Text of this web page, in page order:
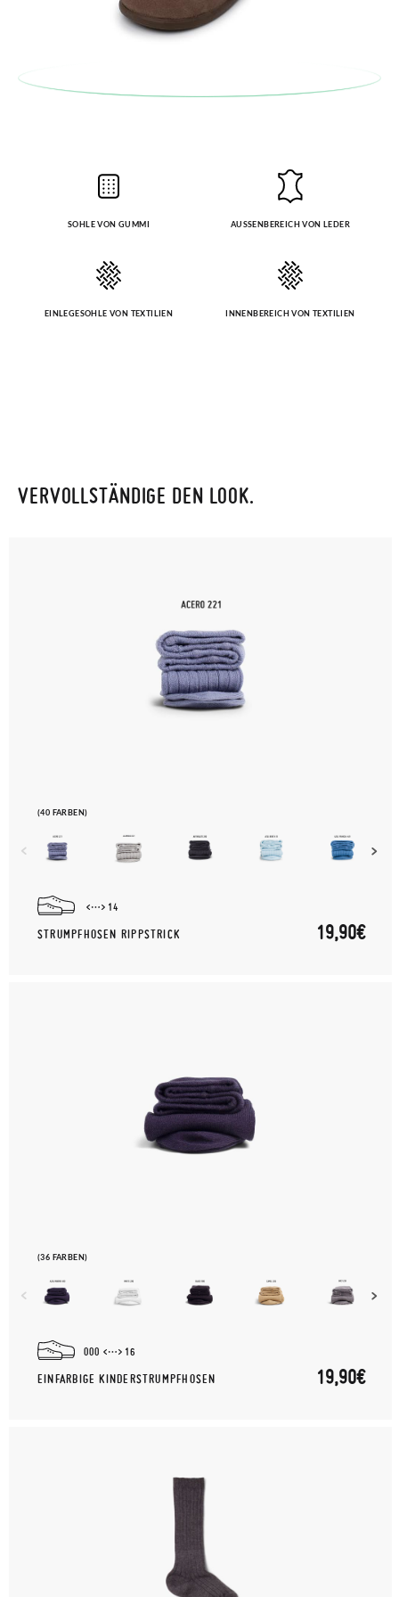
SOHLE VON GUMMI AUSSENBEREICH VON LEDER
EINLEGESOHLE VON TEXTILIEN INNENBEREICH VON TEXTILIEN
VERVOLLSTÄNDIGE DEN LOOK.
(40 FARBEN)
14
STRUMPFHOSEN RIPPSTRICK 19,90€
(36 FARBEN)
000 16
EINFARBIGE KINDERSTRUMPFHOSEN 19,90€